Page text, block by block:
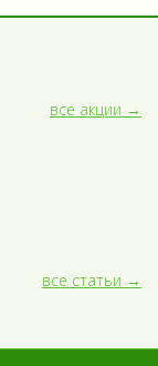
все акции
все статьи